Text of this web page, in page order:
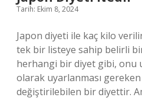
Tarih: Ekim 8, 2024
Japon diyeti ile kaç kilo
tek bir listeye sahip belirli
herhangi bir diyet gibi, onu
olarak uyarlanması
değiştirilebilen bir diyettir.